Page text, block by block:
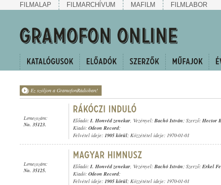
FILMALAP FILMARCHÍVUM MAFILM FILMLABOR
Ez szóljon a GramofonRádióban!
Lemezszám:
No. 35123.
Előadó: I. Honvéd zenekar, Vezényel: Bachó István; Szerző: Hector
Kiadó: Odeon Record;
Felvétel ideje: 1905 körül; Közzététel ideje: 1970-01-01
Lemezszám:
No. 35125.
Előadó: I. Honvéd zenekar, Vezényel: Bachó István; Szerző: Erkel
Kiadó: Odeon Record;
Felvétel ideje: 1905 körül; Közzététel ideje: 1970-01-01